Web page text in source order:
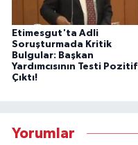
Etimesgut'ta Adli
Soruşturmada Kritik
Bulgular: Başkan
Yardımcısının Testi Pozitif
Çıktı!
Yorumlar